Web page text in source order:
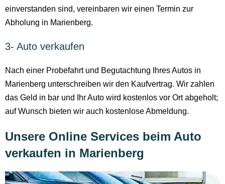
einverstanden sind, vereinbaren wir einen Termin zur
Abholung in Marienberg.
3- Auto verkaufen
Nach einer Probefahrt und Begutachtung Ihres Autos in
Marienberg unterschreiben wir den Kaufvertrag. Wir zahlen
das Geld in bar und Ihr Auto wird kostenlos vor Ort abgeholt;
auf Wunsch bieten wir auch kostenlose Abmeldung.
Unsere Online Services beim Auto
verkaufen in Marienberg